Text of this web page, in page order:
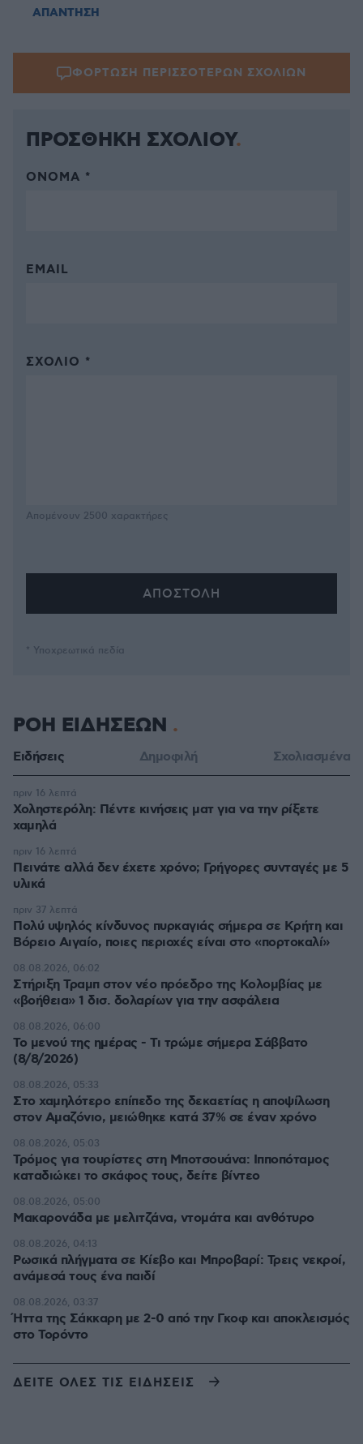
ΑΠΑΝΤΗΣΗ
ΦΟΡΤΩΣΗ ΠΕΡΙΣΣΟΤΕΡΩΝ ΣΧΟΛΙΩΝ
ΠΡΟΣΘΗΚΗ ΣΧΟΛΙΟΥ
ΌΝΟΜΑ *
EMAIL
ΣΧΌΛΙΟ *
Απομένουν 2500 χαρακτήρες
* Υποχρεωτικά πεδία
ΡΟΗ ΕΙΔΗΣΕΩΝ
Ειδήσεις Δημοφιλή Σχολιασμένα
Χοληστερόλη: Πέντε κινήσεις ματ για να την ρίξετε
χαμηλά
πριν 16 λεπτά
Πεινάτε αλλά δεν έχετε χρόνο; Γρήγορες συνταγές με 5
υλικά
πριν 16 λεπτά
Πολύ υψηλός κίνδυνος πυρκαγιάς σήμερα σε Κρήτη και
Βόρειο Αιγαίο, ποιες περιοχές είναι στο «πορτοκαλί»
πριν 37 λεπτά
Στήριξη Τραμπ στον νέο πρόεδρο της Κολομβίας με
«βοήθεια» 1 δισ. δολαρίων για την ασφάλεια
08.08.2026, 06:02
Το μενού της ημέρας - Τι τρώμε σήμερα Σάββατο
(8/8/2026)
08.08.2026, 06:00
Στο χαμηλότερο επίπεδο της δεκαετίας η αποψίλωση
στον Αμαζόνιο, μειώθηκε κατά 37% σε έναν χρόνο
08.08.2026, 05:33
Τρόμος για τουρίστες στη Μποτσουάνα: Ιπποπόταμος
καταδιώκει το σκάφος τους, δείτε βίντεο
08.08.2026, 05:03
Μακαρονάδα με μελιτζάνα, ντομάτα και ανθότυρο
08.08.2026, 05:00
Ρωσικά πλήγματα σε Κίεβο και Μπροβαρί: Τρεις νεκροί,
ανάμεσά τους ένα παιδί
08.08.2026, 04:13
Ήττα της Σάκκαρη με 2-0 από την Γκοφ και αποκλεισμός
στο Τορόντο
08.08.2026, 03:37
ΔΕΙΤΕ ΟΛΕΣ ΤΙΣ ΕΙΔΗΣΕΙΣ